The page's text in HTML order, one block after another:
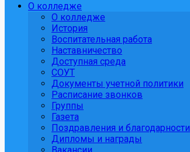
О колледже
О колледже
История
Воспитательная работа
Наставничество
Доступная среда
СОУТ
Документы учетной политики
Расписание звонков
Группы
Газета
Поздравления и благодарности
Дипломы и награды